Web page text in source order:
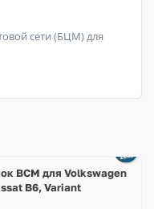
сети (БЦМ) для
BCM для Volkswagen
B6, Variant